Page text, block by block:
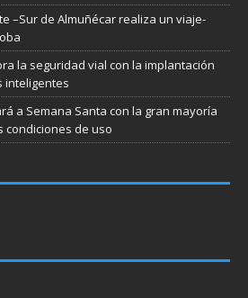
–Sur de Almuñécar realiza un viaje-
la seguridad vial con la implantación
inteligentes
a Semana Santa con la gran mayoría
condiciones de uso